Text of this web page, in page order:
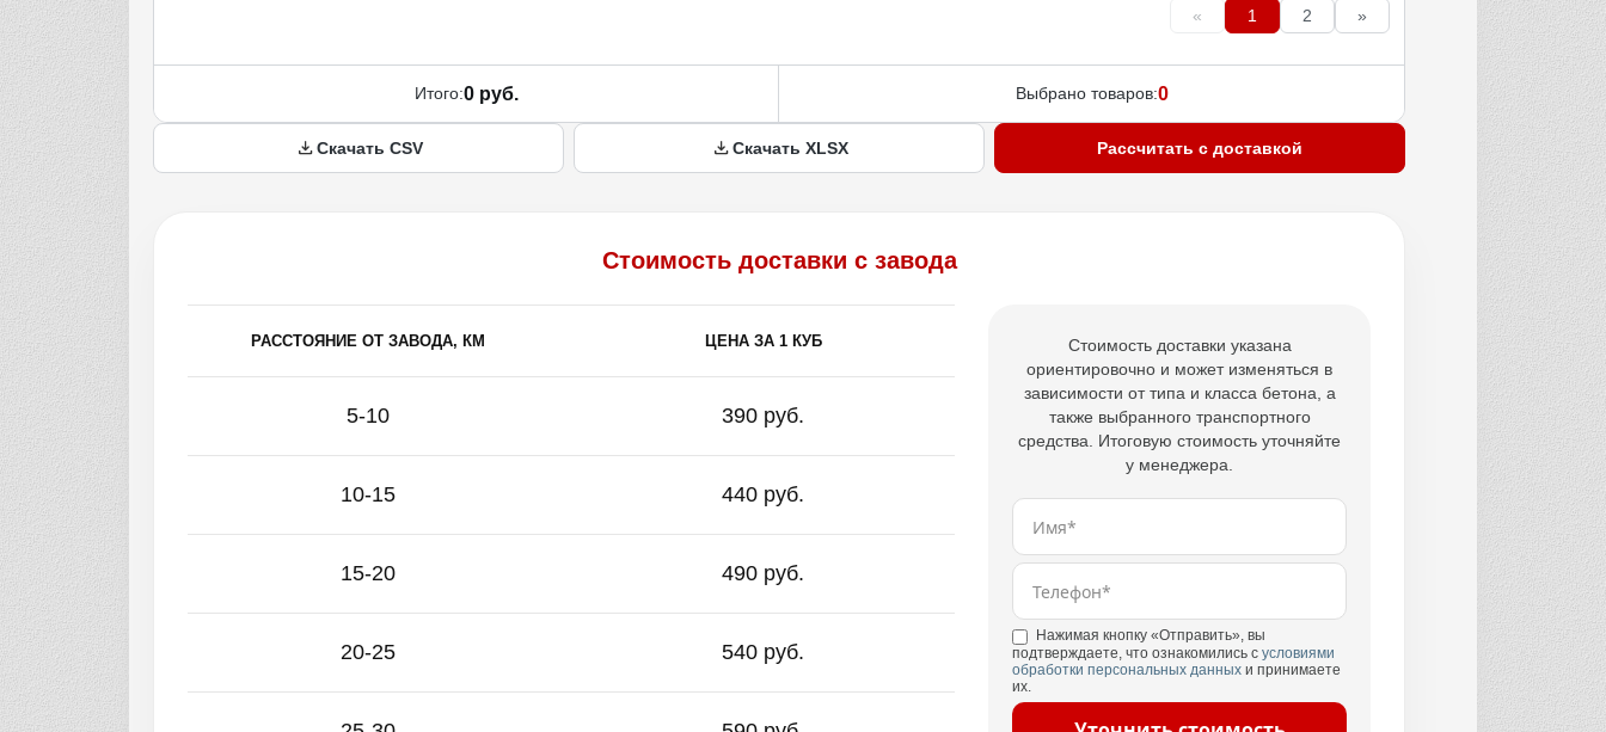
« 1 2 »
Итого:0 руб. Выбрано товаров:0
Скачать CSV Скачать XLSX Рассчитать с доставкой
Стоимость доставки с завода
РАССТОЯНИЕ ОТ ЗАВОДА, КМ ЦЕНА ЗА 1 КУБ
5-10 390 руб.
10-15 440 руб.
15-20 490 руб.
20-25 540 руб.
Стоимость доставки указана
ориентировочно и может изменяться в
зависимости от типа и класса бетона, а
также выбранного транспортного
средства. Итоговую стоимость уточняйте
у менеджера.
Нажимая кнопку «Отправить», вы
подтверждаете, что ознакомились с условиями
обработки персональных данных и принимаете
их.